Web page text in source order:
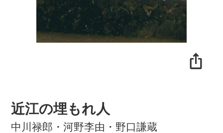
近江の埋もれ人
中川禄郎・河野李由・野口謙蔵